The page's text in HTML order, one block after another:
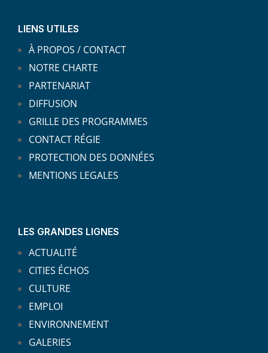
LIENS UTILES
À PROPOS / CONTACT
NOTRE CHARTE
PARTENARIAT
DIFFUSION
GRILLE DES PROGRAMMES
CONTACT RÉGIE
PROTECTION DES DONNÉES
MENTIONS LEGALES
LES GRANDES LIGNES
ACTUALITÉ
CITIES ÉCHOS
CULTURE
EMPLOI
ENVIRONNEMENT
GALERIES